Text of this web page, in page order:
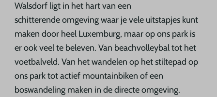
Walsdorf ligt in het hart van een
schitterende omgeving waar je vele uitstapjes kunt
maken door heel Luxemburg, maar op ons park is
er ook veel te beleven. Van beachvolleybal tot het
voetbalveld. Van het wandelen op het stiltepad op
ons park tot actief mountainbiken of een
boswandeling maken in de directe omgeving.